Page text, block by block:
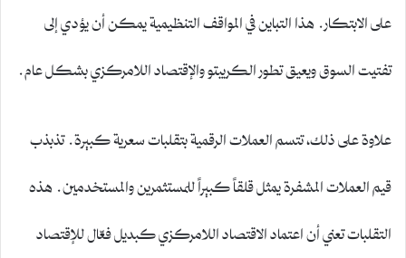
على الابتكار. هذا التباين في المواقف التنظيمية يمكن أن يؤدي إلى
تفتيت السوق ويعيق تطور الكريبتو والإقتصاد اللامركزي بشكل عام.
علاوة على ذلك، تتسم العملات الرقمية بتقلبات سعرية كبيرة. تذبذب
قيم العملات المشفرة يمثل قلقاً كبيراً للمستثمرين والمستخدمين. هذه
التقلبات تعني أن اعتماد الاقتصاد اللامركزي كبديل فعّال للإقتصاد